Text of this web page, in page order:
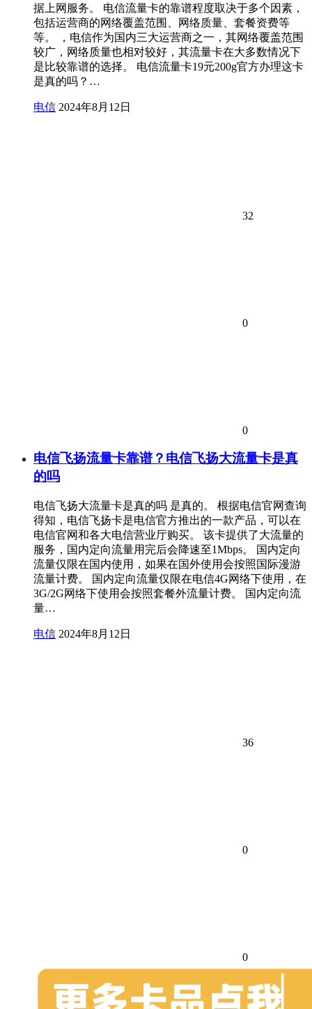
据上网服务。 电信流量卡的靠谱程度取决于多个因素，
包括运营商的网络覆盖范围、网络质量、套餐资费等
等。 ，电信作为国内三大运营商之一，其网络覆盖范围
较广，网络质量也相对较好，其流量卡在大多数情况下
是比较靠谱的选择。 电信流量卡19元200g官方办理这卡
是真的吗？…
电信 2024年8月12日
32
0
0
电信飞扬流量卡靠谱？电信飞扬大流量卡是真
的吗
电信飞扬大流量卡是真的吗 是真的。 根据电信官网查询
得知，电信飞扬卡是电信官方推出的一款产品，可以在
电信官网和各大电信营业厅购买。 该卡提供了大流量的
服务，国内定向流量用完后会降速至1Mbps。 国内定向
流量仅限在国内使用，如果在国外使用会按照国际漫游
流量计费。 国内定向流量仅限在电信4G网络下使用，在
3G/2G网络下使用会按照套餐外流量计费。 国内定向流
量…
电信 2024年8月12日
36
0
0